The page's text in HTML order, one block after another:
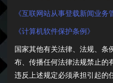
《互联网站从事登载新闻业务
《计算机软件保护条例》
国家其他有关法律、法规、条
布、传播任何法律法规禁止的
违反上述规定必须承担引起的